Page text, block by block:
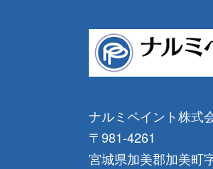
ナルミペイント株式
〒981-4261
宮城県加美郡加美町